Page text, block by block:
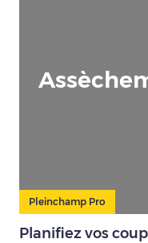
Pleinchamp Pro
Planifiez vos